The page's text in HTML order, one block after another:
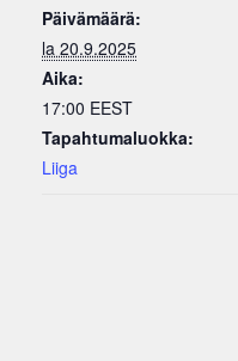
Päivämäärä:
la 20.9.2025
Aika:
17:00 EEST
Tapahtumaluokka:
Liiga